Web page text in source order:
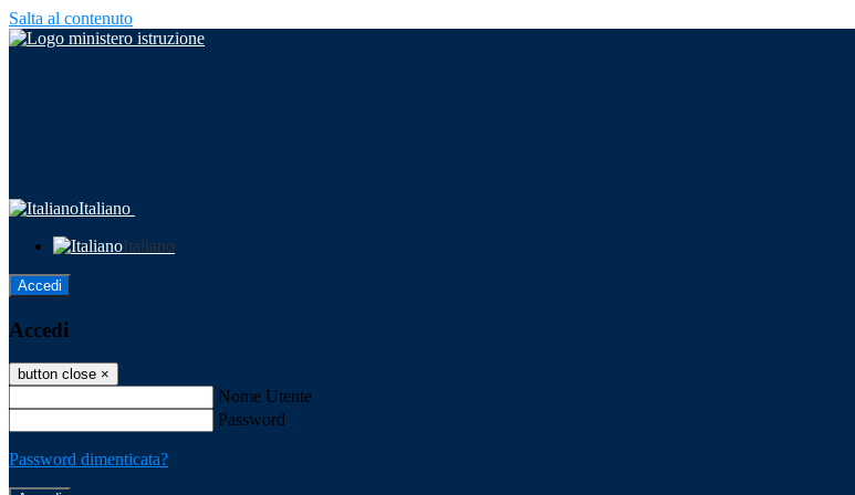
Salta al contenuto
Italiano
Italiano
Accedi
Accedi
button close ×
Nome Utente
Password
Password dimenticata?